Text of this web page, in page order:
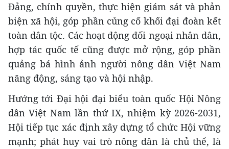
Đảng, chính quyền, thực hiện giám sát và phản
biện xã hội, góp phần củng cố khối đại đoàn kết
toàn dân tộc. Các hoạt động đối ngoại nhân dân,
hợp tác quốc tế cũng được mở rộng, góp phần
quảng bá hình ảnh người nông dân Việt Nam
năng động, sáng tạo và hội nhập.
Hướng tới Đại hội đại biểu toàn quốc Hội Nông
dân Việt Nam lần thứ IX, nhiệm kỳ 2026-2031,
Hội tiếp tục xác định xây dựng tổ chức Hội vững
mạnh; phát huy vai trò nông dân là chủ thể, là